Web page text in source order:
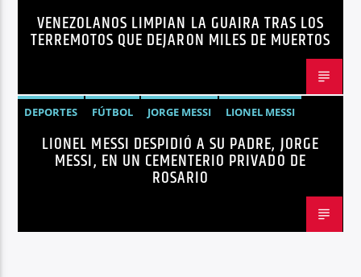
TERREMOTOS VENEZUELA
VENEZUELA
VENEZOLANOS LIMPIAN LA GUAIRA TRAS LOS
TERREMOTOS QUE DEJARON MILES DE MUERTOS
DEPORTES FÚTBOL JORGE MESSI
LIONEL MESSI
NOTICIAS
LIONEL MESSI DESPIDIÓ A SU PADRE, JORGE
MESSI, EN UN CEMENTERIO PRIVADO DE
ROSARIO